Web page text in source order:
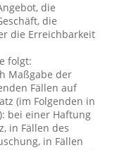
die
die
die Erreichbarkeit
folgt:
Maßgabe der
Fällen auf
(im Folgenden in
bei einer Haftung
in Fällen des
in Fällen